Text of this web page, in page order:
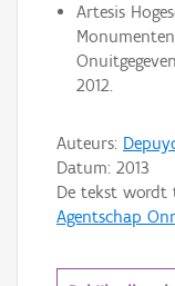
Artesis
2012.
Auteurs:
Datum: 2013
De tekst wordt
Agentschap